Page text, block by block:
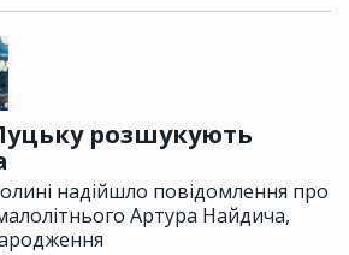
розшукують
надійшло повідомлення про
Артура Найдича,